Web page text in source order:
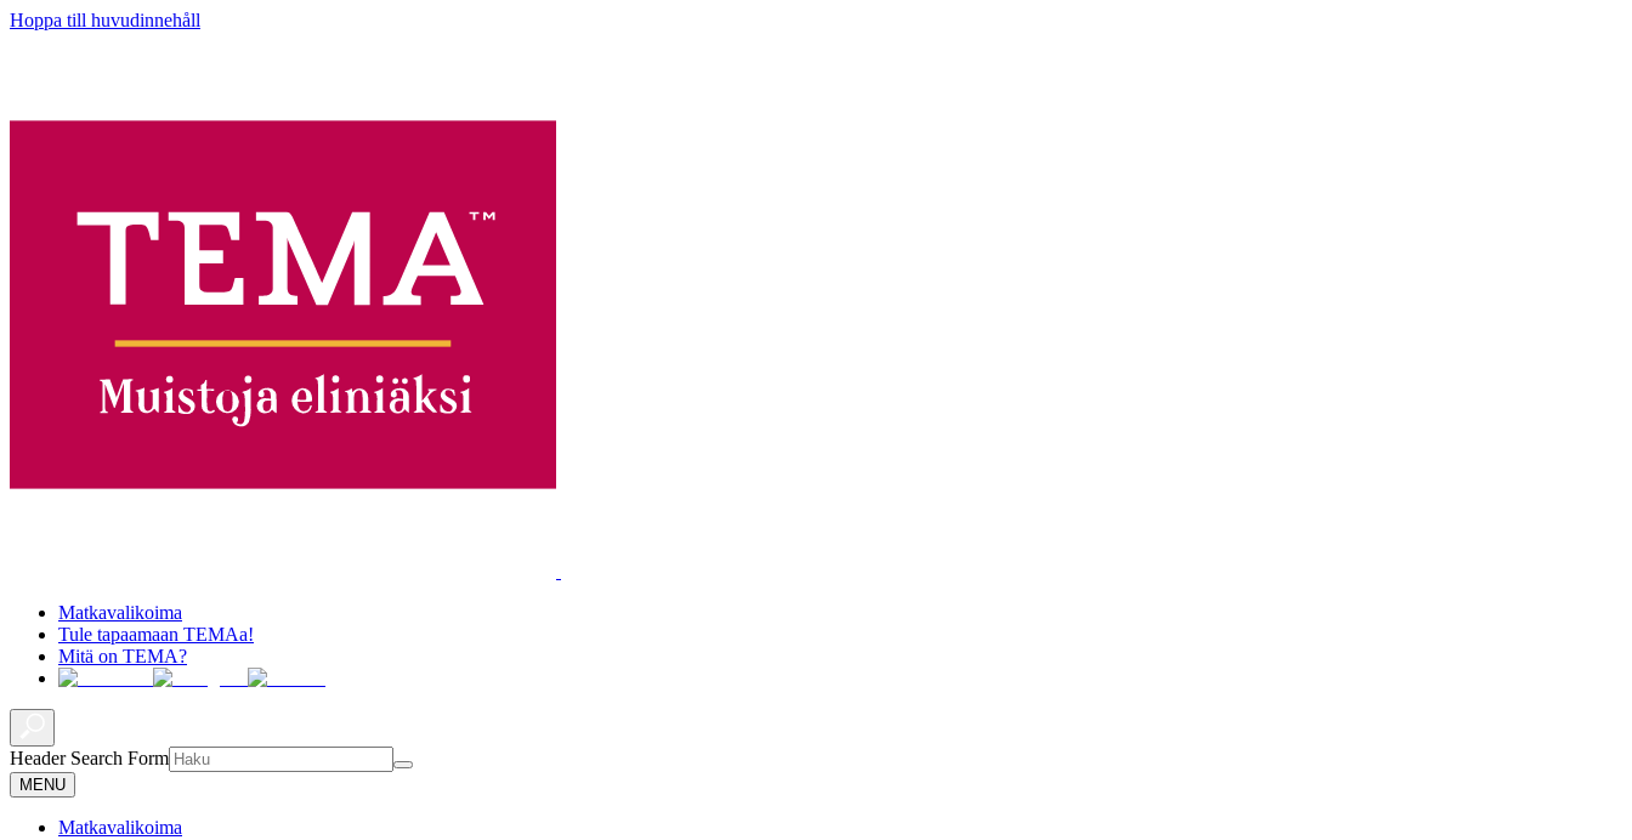
Hoppa till huvudinnehåll
Matkavalikoima
Tule tapaamaan TEMAa!
Mitä on TEMA?
Header Search Form
MENU
Matkavalikoima